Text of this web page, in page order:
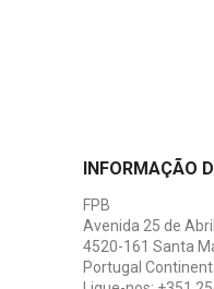
INFORMAÇÃO
FPB
Avenida 25 de
4520-161 Santa
Portugal